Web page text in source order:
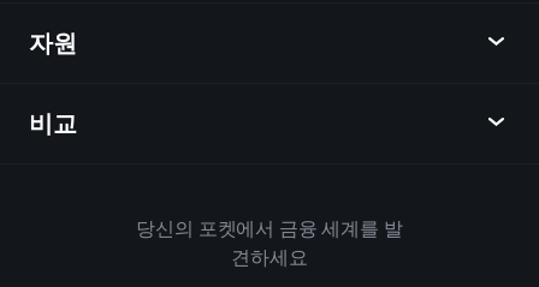
학습 허브
메신저
외환
지수
제휴사가 되다
회사
Playtrade 소개
자원
도움말 센터
비교
당신의 포켓에서 금융 세계를 발
견하세요